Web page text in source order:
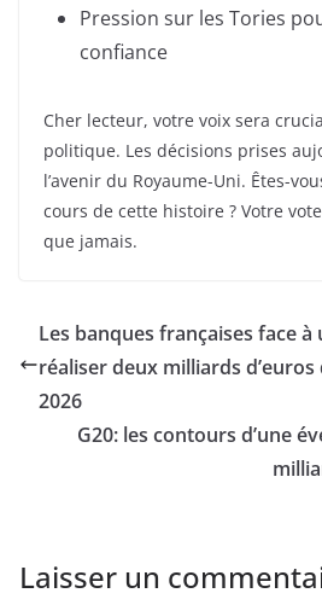
Pression sur les Tories
confiance
Cher lecteur, votre voix sera
politique. Les décisions prises
l’avenir du Royaume-Uni. Êtes-
cours de cette histoire ? Votre
que jamais.
Les banques françaises face
réaliser deux milliards d’euros
2026
G20: les contours d’une
Laisser un